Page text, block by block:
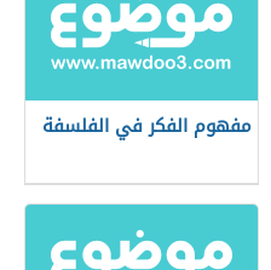
مفهوم الفكر في الفلسفة